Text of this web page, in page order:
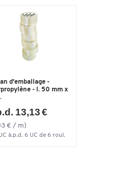
d'emballage -
- l. 50 mm x
13,13 €
€ / m)
à.p.d. 6 UC de 6 roul.